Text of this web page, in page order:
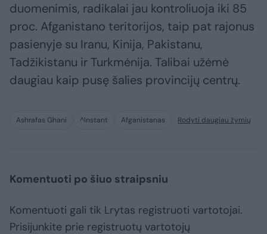
duomenimis, radikalai jau kontroliuoja iki 85
proc. Afganistano teritorijos, taip pat rajonus
pasienyje su Iranu, Kinija, Pakistanu,
Tadžikistanu ir Turkmėnija. Talibai užėmė
daugiau kaip pusę šalies provincijų centrų.
Ashrafas Ghani ^Instant Afganistanas Rodyti daugiau žymių
Komentuoti po šiuo straipsniu
Komentuoti gali tik Lrytas registruoti vartotojai.
Prisijunkite prie registruotų vartotojų